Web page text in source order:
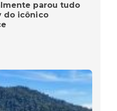
parou tudo
do icônico